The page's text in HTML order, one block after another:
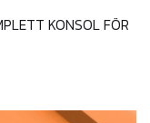
KONSOL FÖR